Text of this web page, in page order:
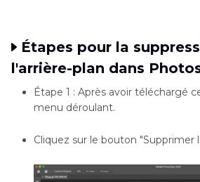
Étapes pour la
l'arrière-plan dans
Étape 1 : Après avoir téléchargé
menu déroulant.
Cliquez sur le bouton "Supprimer